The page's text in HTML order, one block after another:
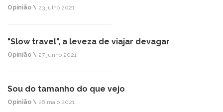
Opinião \ 23 julho 2021
"Slow travel", a leveza de viajar devagar
Opinião \ 27 junho 2021
Sou do tamanho do que vejo
Opinião \ 28 maio 2021